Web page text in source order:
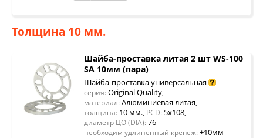
Толщина 10 мм.
Шайба-проставка литая 2 шт WS-100
SA 10мм (пара)
Шайба-проставка универсальная
серия: Original Quality,
материал: Алюминиевая литая,
толщина: 10 мм., PCD: 5x108,
диаметр ЦО (DIA): 76
необходим удлиненный крепеж: +10мм